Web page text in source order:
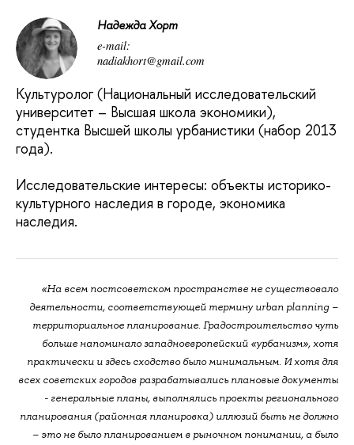
Надежда Хорт
e-mail:
nadiakhort@gmail.com
Культуролог (Национальный исследовательский
университет – Высшая школа экономики),
студентка Высшей школы урбанистики (набор 2013
года).
Исследовательские интересы: объекты историко-
культурного наследия в городе, экономика
наследия.
«На всем постсоветском пространстве не существовало
деятельности, соответствующей термину urban planning –
территориальное планирование. Градостроительство чуть
больше напоминало западноевропейский «урбанизм», хотя
практически и здесь сходство было минимальным. И хотя для
всех советских городов разрабатывались плановые документы
- генеральные планы, выполнялись проекты регионального
планирования (районная планировка) иллюзий быть не должно
– это не было планированием в рыночном понимании, а было